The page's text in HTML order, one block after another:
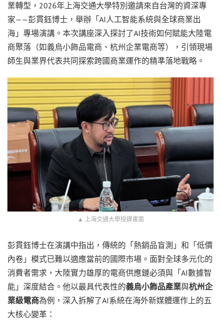
業轉型，2026年上海交通大學特別邀請來自台灣的資深專
家——彭貫鈺博士，舉辦「AI人工智能系統與全球商業出
海」專場演講。本次講座深入探討了AI技術如何賦能大陸電
商聚落（如義烏小飾品電商、杭州企業電商等），引領現場
師生與業界代表共同探索跨國商業運作的精準落地戰略。
▲ 上海交通大學授課畫面
彭貫鈺博士在演講中指出，傳統的「熱銷品盲測」和「低價
內卷」模式已難以適應當前的國際市場。面對全球多元化的
消費者需求，大陸實力雄厚的電商供應鏈必須與「AI數據智
能」深度結合。他以最具代表性的義烏小飾品產業與杭州企
業級電商為例，深入拆解了AI系統在海外新媒體運作上的五
大核心變革：